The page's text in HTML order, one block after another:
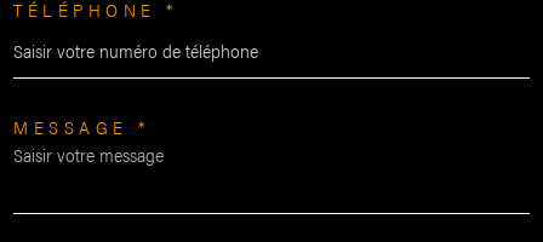
TÉLÉPHONE *
MESSAGE *